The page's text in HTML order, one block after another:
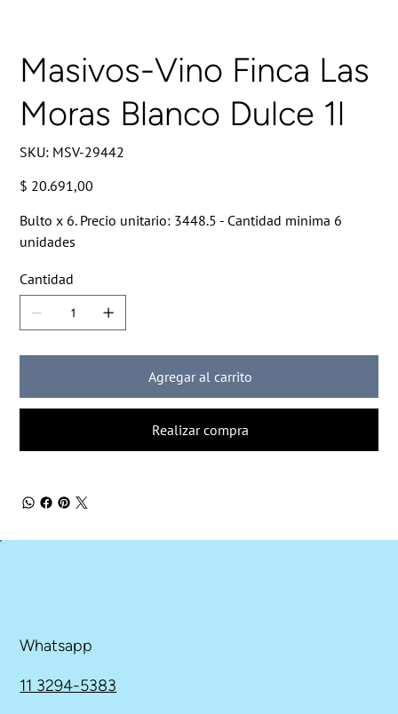
Masivos-Vino Finca Las
Moras Blanco Dulce 1l
SKU: SKU
MSV-
MSV-29442
Precio
$ 20.691,00
Bulto x 6. Precio unitario: 3448.5 - Cantidad minima 6
unidades
Cantidad
Agregar al carrito
Realizar compra
Whatsapp
11 3294-5383